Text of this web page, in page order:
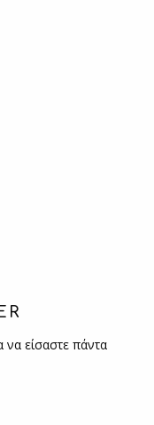
να είσαστε πάντα